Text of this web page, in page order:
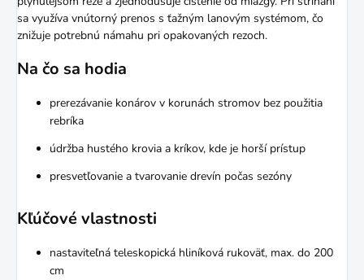
sa využíva vnútorný prenos s ťažným lanovým systémom, čo
znižuje potrebnú námahu pri opakovaných rezoch.
Na čo sa hodia
prerezávanie konárov v korunách stromov bez použitia
rebríka
údržba hustého krovia a kríkov, kde je horší prístup
presvetľovanie a tvarovanie drevín počas sezóny
Kľúčové vlastnosti
nastaviteľná teleskopická hliníková rukoväť, max. do 200
cm